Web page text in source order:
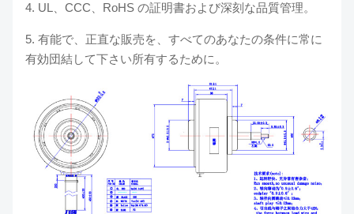
4. UL、CCC、RoHS の証明書および深刻な品質管理。
5. 有能で、正直な販売を、すべてのあなたの条件に常に
有効団結して下さい所有するために。